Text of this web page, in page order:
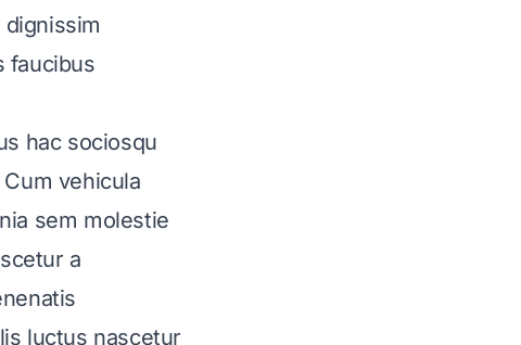
faucibus
hac sociosqu
vehicula
sem molestie
a
luctus nascetur